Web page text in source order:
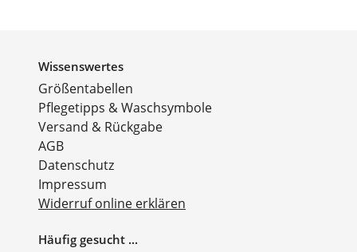
Wissenswertes
Größentabellen
Pflegetipps & Waschsymbole
Versand & Rückgabe
AGB
Datenschutz
Impressum
Widerruf online erklären
Häufig gesucht ...